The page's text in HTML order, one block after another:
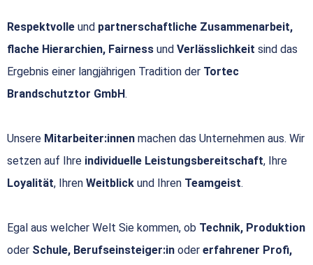
Respektvolle und partnerschaftliche Zusammenarbeit,
flache Hierarchien, Fairness und Verlässlichkeit sind das
Ergebnis einer langjährigen Tradition der Tortec
Brandschutztor GmbH.
Unsere Mitarbeiter:innen machen das Unternehmen aus. Wir
setzen auf Ihre individuelle Leistungsbereitschaft, Ihre
Loyalität, Ihren Weitblick und Ihren Teamgeist.
Egal aus welcher Welt Sie kommen, ob Technik, Produktion
oder Schule, Berufseinsteiger:in oder erfahrener Profi,